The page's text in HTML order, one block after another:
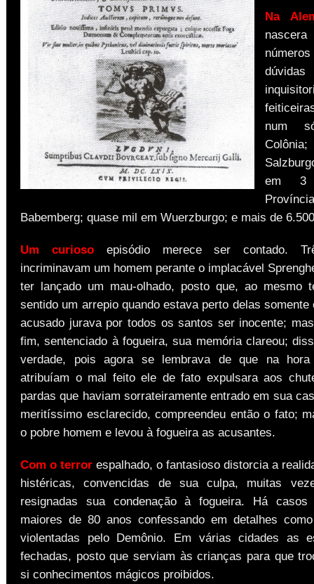
Na
dúvidas
num
em 3
Babemberg; quase mil em Wuerzburgo; e mais de
Um curioso episódio merece ser contado.
incriminavam um homem perante o implacável
ter lançado um mau-olhado, posto que, ao mesmo
sentido um arrepio quando estava perto delas
acusado jurava por todos os santos ser inocente;
fim, sentenciado à fogueira, sua memória clareou;
verdade, pois agora se lembrava de que na
atribuíam o mal feito ele de fato expulsara aos
pardas que haviam sorrateiramente entrado em sua
meritíssimo esclarecido, compreendeu então o fato;
o pobre homem e levou à fogueira as acusantes.
Com o terror espalhado, o fantasioso distorcia a
histéricas, convencidas de sua culpa, muitas
resignadas sua condenação à fogueira. Há casos
maiores de 80 anos confessando em detalhes
violentadas pelo Demônio. Em várias cidades as
fechadas, posto que serviam às crianças para que
si conhecimentos mágicos proibidos.